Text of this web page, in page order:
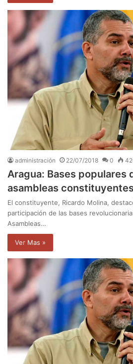
administración 22/07/2018 0
Aragua: Bases populares
asambleas constituyentes
El constituyente, Ricardo Molina,
participación de las bases
Asambleas…
Ver Mas »